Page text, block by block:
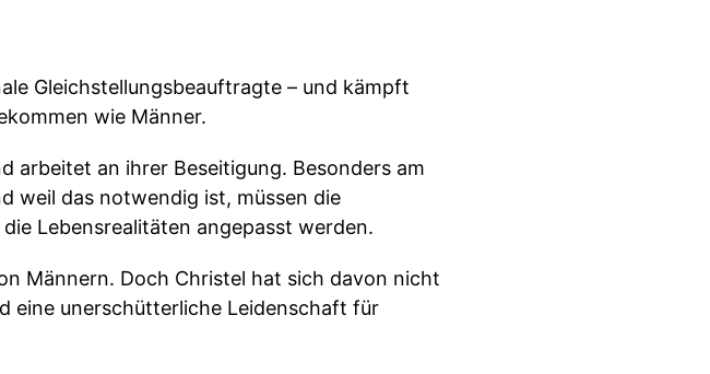
Gleichstellungsbeauftragte – und kämpft
wie Männer.
arbeitet an ihrer Beseitigung. Besonders am
weil das notwendig ist, müssen die
Lebensrealitäten angepasst werden.
Männern. Doch Christel hat sich davon nicht
eine unerschütterliche Leidenschaft für